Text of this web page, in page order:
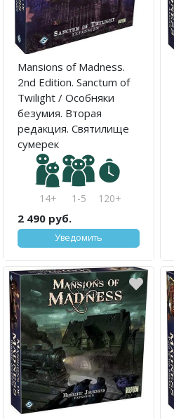
Mansions of Madness.
2nd Edition. Sanctum of
Twilight / Особняки
безумия. Вторая
редакция. Святилище
сумерек
14+ 1-5 120+
2 490 руб.
Уведомить